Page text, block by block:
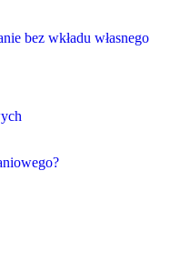
bez wkładu własnego